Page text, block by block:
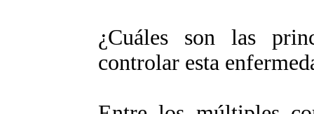
¿Cuáles son las
controlar esta